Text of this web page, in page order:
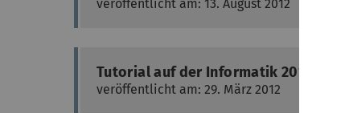
veröffentlicht am: 13. August 2012
Tutorial auf der Informatik 2012 in
veröffentlicht am: 29. März 2012